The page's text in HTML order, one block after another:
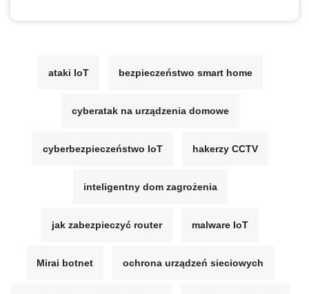
ataki IoT bezpieczeństwo smart home
cyberatak na urządzenia domowe
cyberbezpieczeństwo IoT hakerzy CCTV
inteligentny dom zagrożenia
jak zabezpieczyć router malware IoT
Mirai botnet ochrona urządzeń sieciowych